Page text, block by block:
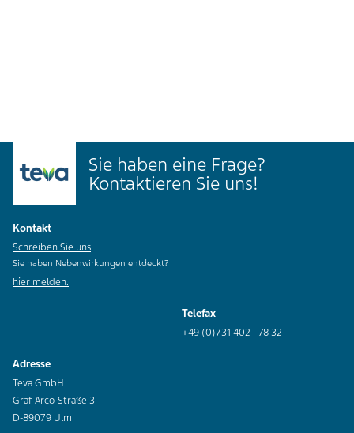
Sie haben eine Frage?
Kontaktieren Sie uns!
Kontakt
Schreiben Sie uns
Sie haben Nebenwirkungen entdeckt?
hier melden.
Telefax
+49 (0)731 402 - 78 32
Adresse
Teva GmbH
Graf-Arco-Straße 3
D-89079 Ulm